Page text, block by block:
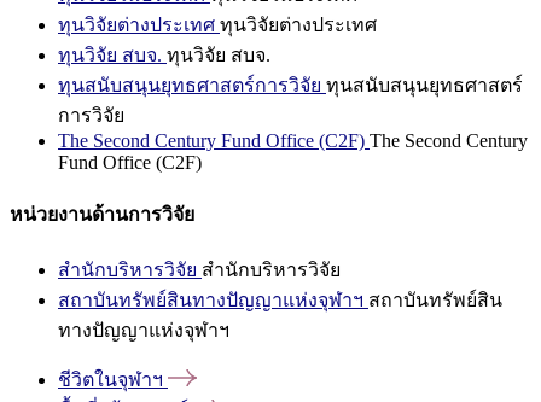
ทุนวิจัยต่างประเทศ ทุนวิจัยต่างประเทศ
ทุนวิจัย สบจ. ทุนวิจัย สบจ.
ทุนสนับสนุนยุทธศาสตร์การวิจัย ทุนสนับสนุนยุทธศาสตร์
การวิจัย
The Second Century Fund Office (C2F) The Second Century
Fund Office (C2F)
หน่วยงานด้านการวิจัย
สำนักบริหารวิจัย สำนักบริหารวิจัย
สถาบันทรัพย์สินทางปัญญาแห่งจุฬาฯ สถาบันทรัพย์สิน
ทางปัญญาแห่งจุฬาฯ
ชีวิตในจุฬาฯ